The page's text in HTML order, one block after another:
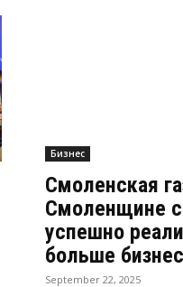
Бизнес
Смоленская
Смоленщине
успешно
больше
September 22, 2025